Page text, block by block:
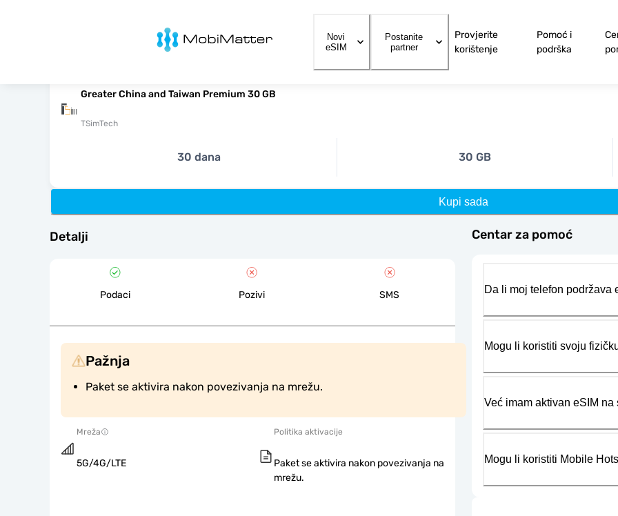
MobiMatter
Novi
eSIM
Postanite
partner
Provjerite
korištenje
Pomoć i
podrška
Greater China and Taiwan Premium 30 GB
TSimTech
30 dana 30 GB
Kupi sada
Detalji
Podaci Pozivi SMS
Pažnja
Paket se aktivira nakon povezivanja na mrežu.
Mreža
5G/4G/LTE
Politika aktivacije
Paket se aktivira nakon povezivanja na
mrežu.
Centar za pomoć
Da li moj telefon podržava
Mogu li koristiti svoju
Već imam aktivan eSIM
Mogu li koristiti Mobile